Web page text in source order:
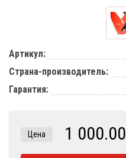
Артикул:
Страна-производитель:
Гарантия:
Цена 1 000.00